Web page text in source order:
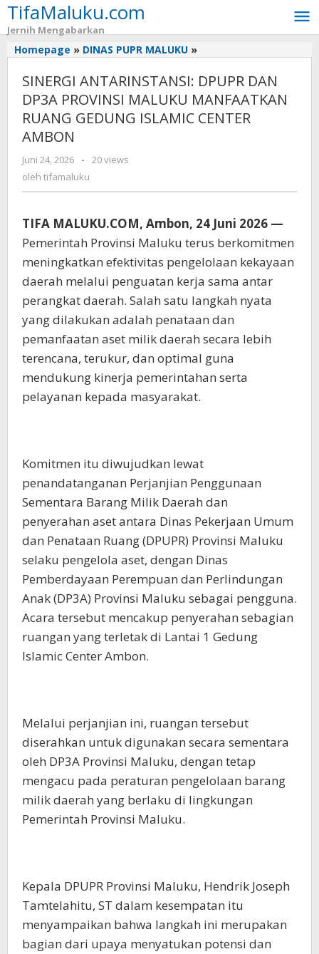
Lewati
ke
konten
TifaMaluku.com
Jernih Mengabarkan
Homepage » DINAS PUPR MALUKU »
DPUPR
DAN
DP3A
PROVINSI
AMBON
SINERGI ANTARINSTANSI: DPUPR DAN
DP3A PROVINSI MALUKU MANFAATKAN
RUANG GEDUNG ISLAMIC CENTER
AMBON
Juni 24, 2026
oleh
tifamaluku
-
20 views
oleh tifamaluku
TIFA MALUKU.COM, Ambon, 24 Juni 2026 —
Pemerintah Provinsi Maluku terus berkomitmen
meningkatkan efektivitas pengelolaan kekayaan
daerah melalui penguatan kerja sama antar
perangkat daerah. Salah satu langkah nyata
yang dilakukan adalah penataan dan
pemanfaatan aset milik daerah secara lebih
terencana, terukur, dan optimal guna
mendukung kinerja pemerintahan serta
pelayanan kepada masyarakat.
Komitmen itu diwujudkan lewat
penandatanganan Perjanjian Penggunaan
Sementara Barang Milik Daerah dan
penyerahan aset antara Dinas Pekerjaan Umum
dan Penataan Ruang (DPUPR) Provinsi Maluku
selaku pengelola aset, dengan Dinas
Pemberdayaan Perempuan dan Perlindungan
Anak (DP3A) Provinsi Maluku sebagai pengguna.
Acara tersebut mencakup penyerahan sebagian
ruangan yang terletak di Lantai 1 Gedung
Islamic Center Ambon.
Melalui perjanjian ini, ruangan tersebut
diserahkan untuk digunakan secara sementara
oleh DP3A Provinsi Maluku, dengan tetap
mengacu pada peraturan pengelolaan barang
milik daerah yang berlaku di lingkungan
Pemerintah Provinsi Maluku.
Kepala DPUPR Provinsi Maluku, Hendrik Joseph
Tamtelahitu, ST dalam kesempatan itu
menyampaikan bahwa langkah ini merupakan
bagian dari upaya menyatukan potensi dan